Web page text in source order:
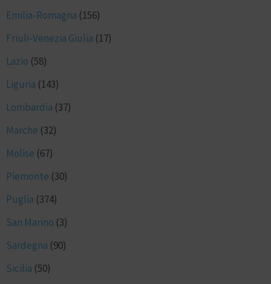
Emilia-Romagna (156)
Friuli-Venezia Giulia (17)
Lazio (58)
Liguria (143)
Lombardia (37)
Marche (32)
Molise (67)
Piemonte (30)
Puglia (374)
San Marino (3)
Sardegna (90)
Sicilia (50)